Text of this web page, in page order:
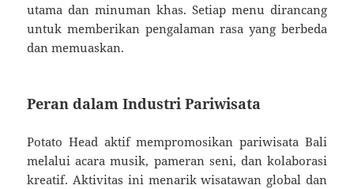
utama dan minuman khas. Setiap menu dirancang
untuk memberikan pengalaman rasa yang berbeda
dan memuaskan.
Peran dalam Industri Pariwisata
Potato Head aktif mempromosikan pariwisata Bali
melalui acara musik, pameran seni, dan kolaborasi
kreatif. Aktivitas ini menarik wisatawan global dan